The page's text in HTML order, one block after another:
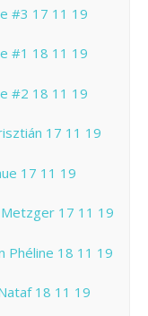
#3 17 11 19
#1 18 11 19
#2 18 11 19
17 11 19
17 11 19
17 11 19
Phéline 18 11 19
18 11 19